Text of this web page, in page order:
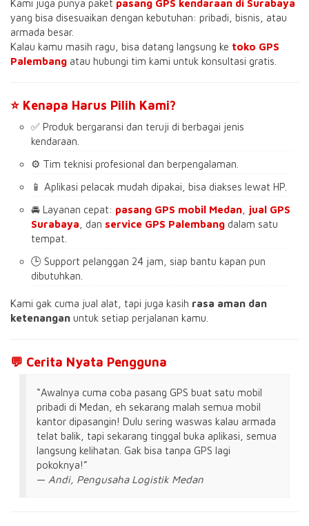
Kami juga punya paket pasang GPS kendaraan di Surabaya
yang bisa disesuaikan dengan kebutuhan: pribadi, bisnis, atau
armada besar.
Kalau kamu masih ragu, bisa datang langsung ke toko GPS
Palembang atau hubungi tim kami untuk konsultasi gratis.
⭐ Kenapa Harus Pilih Kami?
✅ Produk bergaransi dan teruji di berbagai jenis
kendaraan.
⚙️ Tim teknisi profesional dan berpengalaman.
📱 Aplikasi pelacak mudah dipakai, bisa diakses lewat HP.
🚘 Layanan cepat: pasang GPS mobil Medan
jual GPS
Surabaya , dan service GPS Palembang dalam satu
tempat.
🕒 Support pelanggan 24 jam, siap bantu kapan pun
dibutuhkan.
Kami gak cuma jual alat, tapi juga kasih rasa aman dan
ketenangan untuk setiap perjalanan kamu.
💬 Cerita Nyata Pengguna
“Awalnya cuma coba pasang GPS buat satu mobil
pribadi di Medan, eh sekarang malah semua mobil
kantor dipasangin! Dulu sering waswas kalau armada
telat balik, tapi sekarang tinggal buka aplikasi, semua
langsung kelihatan. Gak bisa tanpa GPS lagi
pokoknya!”
— Andi, Pengusaha Logistik Medan